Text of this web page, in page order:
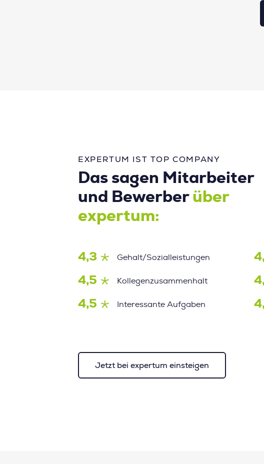
EXPERTUM IST TOP COMPANY
Das sagen Mitarbeiter
und Bewerber über
expertum:
4,3 Gehalt/Sozialleistungen
4,5 Kollegenzusammenhalt
4,5 Interessante Aufgaben
Jetzt bei expertum einsteigen